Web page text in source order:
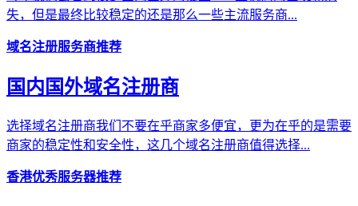
失，但是最终比较稳定的还是那么一些主流服务商...
域名注册服务商推荐
国内国外域名注册商
选择域名注册商我们不要在乎商家多便宜，更为在乎的是需要
商家的稳定性和安全性，这几个域名注册商值得选择...
香港优秀服务器推荐